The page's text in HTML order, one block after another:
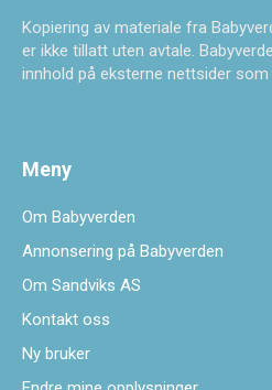
Kopiering av materiale fra
er ikke tillatt uten avtale.
innhold på eksterne nettsider som
Meny
Om Babyverden
Annonsering på Babyverden
Om Sandviks AS
Kontakt oss
Ny bruker